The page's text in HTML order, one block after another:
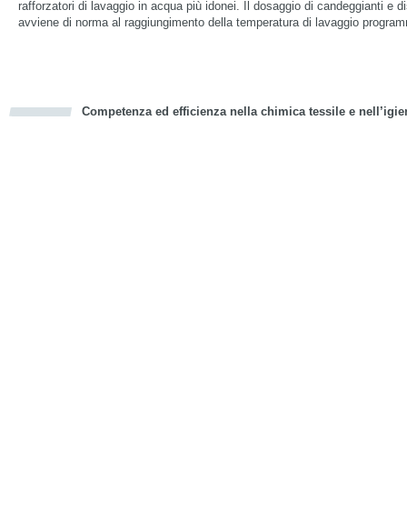
rafforzatori di lavaggio in acqua più idonei. Il dosaggio di candeggianti e
avviene di norma al raggiungimento della temperatura di lavaggio
Competenza ed efficienza nella chimica tessile e